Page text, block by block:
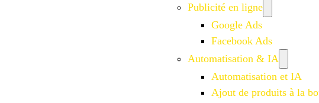
Publicité en ligne
Google Ads
Facebook Ads
Automatisation & IA
Automatisation et IA
Ajout de produits à la